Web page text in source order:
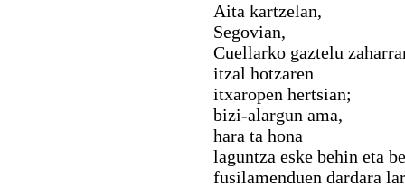
Aita kartzelan,
Segovian,
Cuellarko gaztelu
itzal hotzaren
itxaropen hertsian;
bizi-alargun ama,
hara ta hona
laguntza eske behin eta
fusilamenduen dardara